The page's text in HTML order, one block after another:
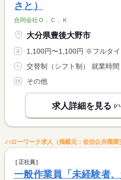
さと）
合同会社Ｏ．Ｃ．Ｋ
大分県豊後大野市
1,100円〜1,100円 ※フルタイム求人の場合は月額（換算額
その他
求人詳細を見る (
ハローワーク求人（掲載元：佐伯公共職業
正社員
一般作業員「未経験者、